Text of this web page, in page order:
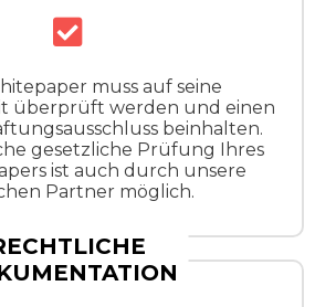
muss auf seine
überprüft werden und einen
beinhalten.
gesetzliche Prüfung Ihres
ist auch durch unsere
Partner möglich.